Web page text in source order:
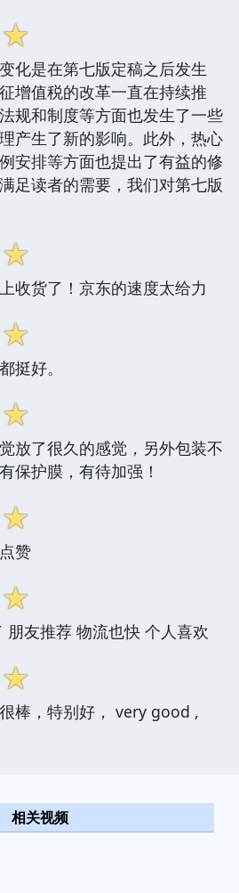
☆
化是在第七版定稿之后发生
增值税的改革一直在持续推
规和制度等方面也发生了一些
产生了新的影响。此外，热心
安排等方面也提出了有益的修
足读者的需要，我们对第七版
☆
收货了！京东的速度太给力
☆
挺好。
☆
放了很久的感觉，另外包装不
保护膜，有待加强！
☆
赞
☆
朋友推荐 物流也快 个人喜欢
☆
棒，特别好， very good ,
相关视频